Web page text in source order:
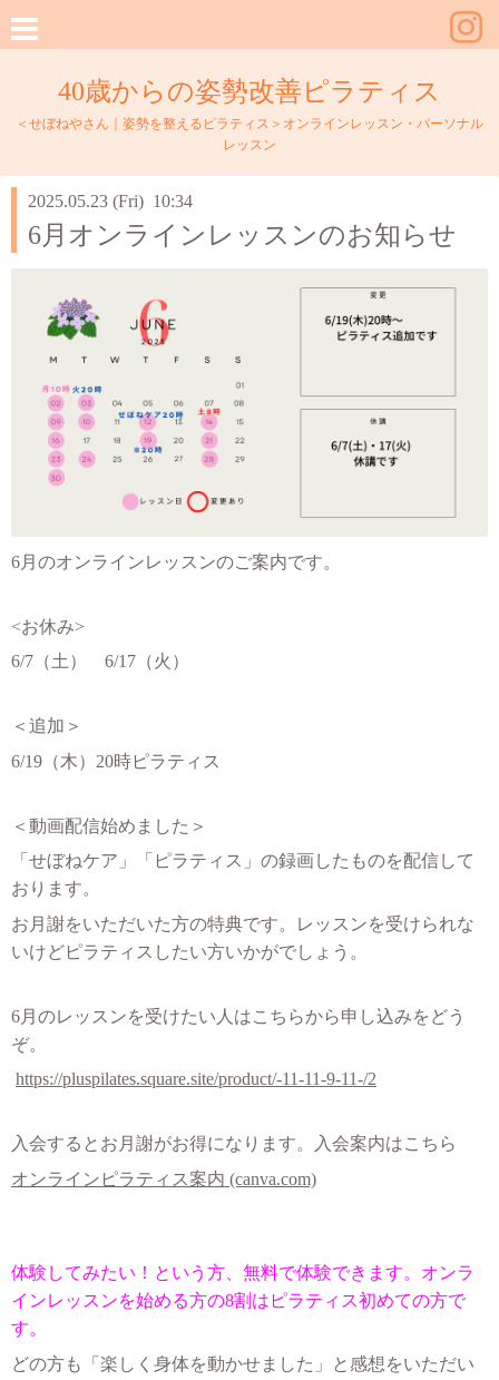
40歳からの姿勢改善ピラティス
＜せぼねやさん｜姿勢を整えるピラティス＞オンラインレッスン・パーソナル
レッスン
2025.05.23 (Fri) 10:34
6月オンラインレッスンのお知らせ
6月のオンラインレッスンのご案内です。
<お休み>
6/7（土） 6/17（火）
＜追加＞
6/19（木）20時ピラティス
＜動画配信始めました＞
「せぼねケア」「ピラティス」の録画したものを配信して
おります。
お月謝をいただいた方の特典です。レッスンを受けられな
いけどピラティスしたい方いかがでしょう。
6月のレッスンを受けたい人はこちらから申し込みをどう
ぞ。
https://pluspilates.square.site/product/-11-11-9-11-/2
入会するとお月謝がお得になります。入会案内はこちら
オンラインピラティス案内 (canva.com)
体験してみたい！という方、無料で体験できます。オンラ
インレッスンを始める方の8割はピラティス初めての方で
す。
どの方も「楽しく身体を動かせました」と感想をいただい